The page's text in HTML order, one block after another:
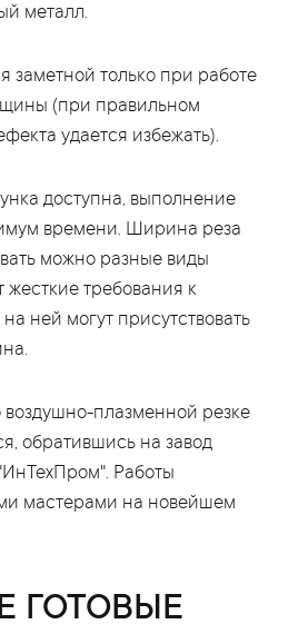
металл.
заметной только при работе
(при правильном
удается избежать).
доступна, выполнение
времени. Ширина реза
можно разные виды
жесткие требования к
ней могут присутствовать
плазменной резке
обратившись на завод
Работы
мастерами на новейшем
ГОТОВЫЕ